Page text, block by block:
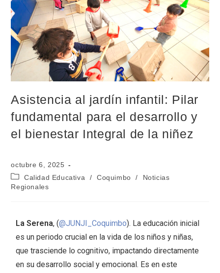
Asistencia al jardín infantil: Pilar
fundamental para el desarrollo y
el bienestar Integral de la niñez
octubre 6, 2025
Calidad Educativa
/ Coquimbo /
Noticias
Regionales
La Serena, (@JUNJI_Coquimbo). La educación inicial
es un periodo crucial en la vida de los niños y niñas,
que trasciende lo cognitivo, impactando directamente
en su desarrollo social y emocional. Es en este